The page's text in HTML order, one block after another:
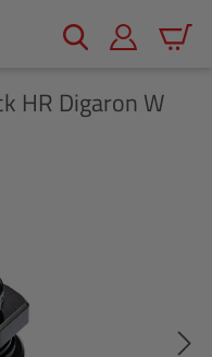
HR Digaron W